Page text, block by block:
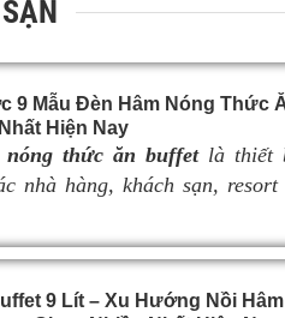
9 Mẫu Đèn Hâm Nóng Thức
Hiện Nay
thức ăn buffetlà thiết
nhà hàng, khách sạn,
nóng hổi, thơm ngon trong
tạo nên sự sang trọng cho
9 Lít – Xu Hướng Nồi